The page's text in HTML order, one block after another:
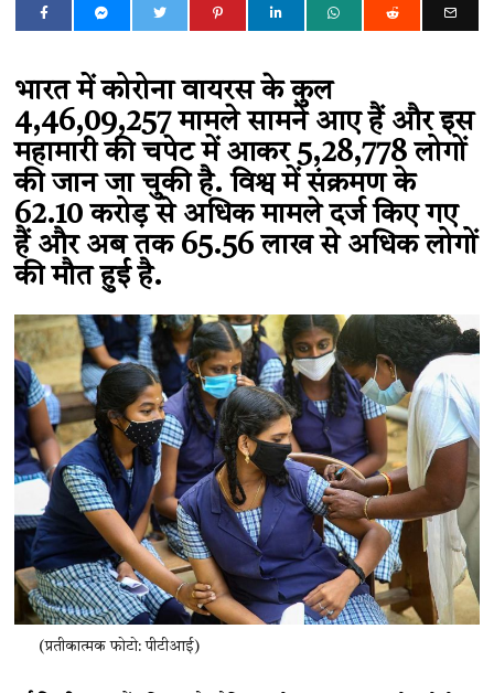
भारत में कोरोना वायरस के कुल
4,46,09,257 मामले सामने आए हैं और इस
महामारी की चपेट में आकर 5,28,778 लोगों
की जान जा चुकी है. विश्व में संक्रमण के
62.10 करोड़ से अधिक मामले दर्ज किए गए
हैं और अब तक 65.56 लाख से अधिक लोगों
की मौत हुई है.
(प्रतीकात्मक फोटो: पीटीआई)